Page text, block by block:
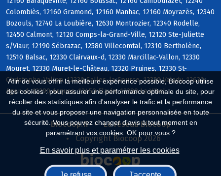
Afin de vous offrir la meilleure expérience possible, Biocoop utilise
des cookies : pour assurer une performance optimale du site, pour
récolter des statistiques afin d'analyser le trafic et la performance
du site et vous proposer une navigation personnalisée en toute
sécurité. Vous pouvez changer d'avis à tout moment en
paramétrant vos cookies. OK pour vous ?
En savoir plus et paramétrer les cookies
Colombiès, 12160 Gramond, 12160 Manhac, 12160 Moyrazès, 12340
Bozouls, 12740 La Loubière, 12630 Montrozier, 12340 Rodelle,
12450 Calmont, 12120 Comps-la-Grand-Ville, 12120 Ste-Juliette
s/Viaur, 12190 Sébrazac, 12580 Villecomtal, 12310 Bertholène,
12510 Balsac, 12330 Clairvaux-d, 12330 Marcillac-Vallon, 12330
Mouret, 12330 Muret-le-Château, 12320 Pruines, 12330 St-
Christophe-Vallon, 12330 Salles-la-Source, 12330 Valady, 12630
Agen-d, 12290 Arques, 12450 Flavin, 12290 Le Vibal
Biocoop.fr
Le réseau Biocoop
Copyright Biocoop 2026